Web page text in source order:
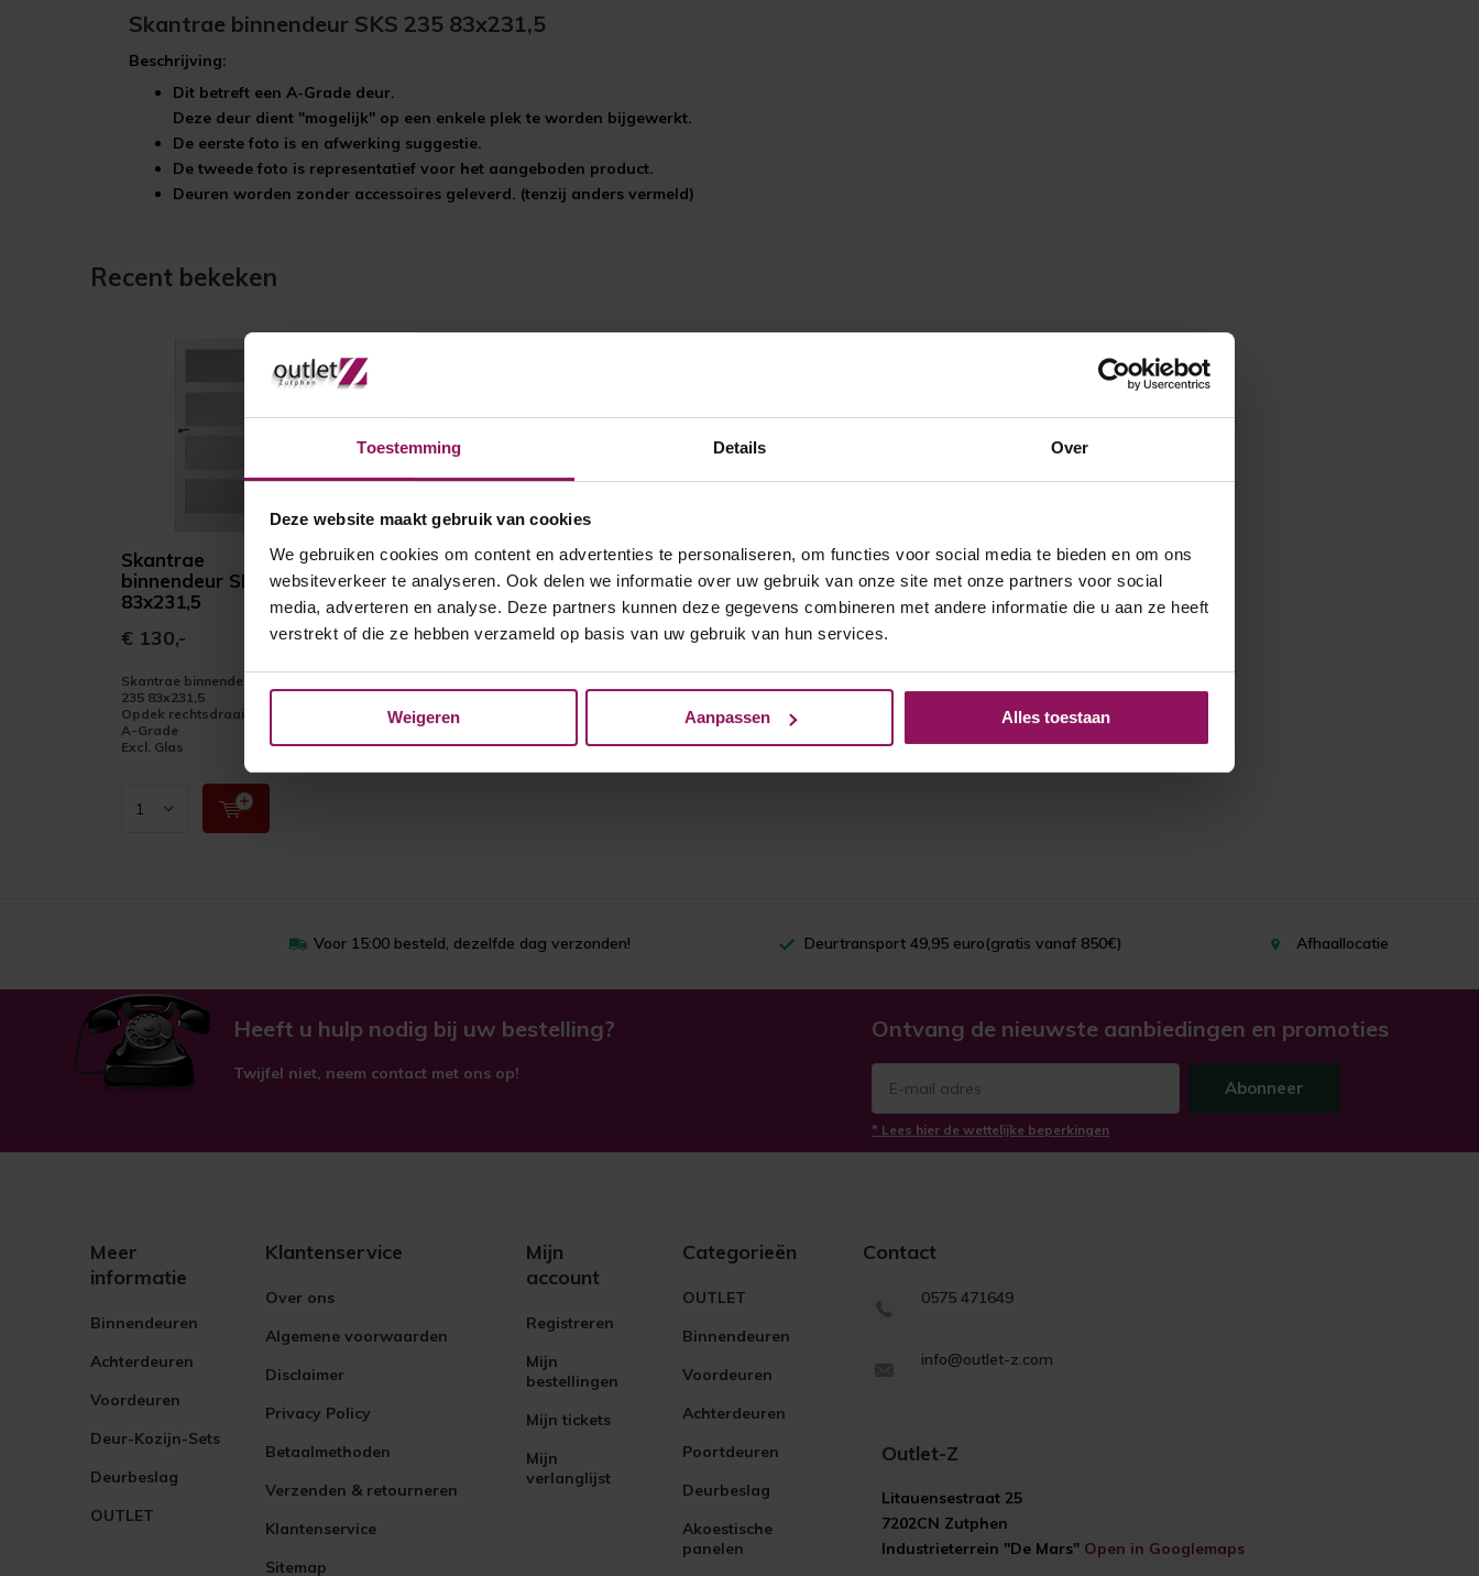
Toestemming Details Over
Deze website maakt gebruik van cookies
We gebruiken cookies om content en advertenties te personaliseren, om functies voor social media te bieden en om ons
websiteverkeer te analyseren. Ook delen we informatie over uw gebruik van onze site met onze partners voor social
media, adverteren en analyse. Deze partners kunnen deze gegevens combineren met andere informatie die u aan ze heeft
verstrekt of die ze hebben verzameld op basis van uw gebruik van hun services.
Weigeren Aanpassen Alles toestaan
Skantrae binnendeur SKS 235 83x231,5
Beschrijving:
Dit betreft een A-Grade deur.
Deze deur dient "mogelijk" op een enkele plek te worden bijgewerkt.
De eerste foto is en afwerking suggestie.
De tweede foto is representatief voor het aangeboden product.
Deuren worden zonder accessoires geleverd. (tenzij anders vermeld)
Recent bekeken
Skantrae
binnendeur SKS 235
83x231,5
€ 130,-
Skantrae binnendeur SKS
235 83x231,5
Opdek rechtsdraaiend
A-Grade
Excl. Glas
Voor 15:00 besteld, dezelfde dag verzonden! Deurtransport 49,95 euro(gratis vanaf 850€) Afhaallocatie
Heeft u hulp nodig bij uw bestelling?
Twijfel niet, neem contact met ons op!
Ontvang de nieuwste aanbiedingen en promoties
Abonneer
* Lees hier de wettelijke beperkingen
Meer
informatie
Binnendeuren
Achterdeuren
Voordeuren
Deur-Kozijn-Sets
Deurbeslag
OUTLET
Klantenservice
Over ons
Algemene voorwaarden
Disclaimer
Privacy Policy
Betaalmethoden
Verzenden & retourneren
Klantenservice
Sitemap
Mijn
account
Registreren
Mijn
bestellingen
Mijn tickets
Mijn
verlanglijst
Categorieën
OUTLET
Binnendeuren
Voordeuren
Achterdeuren
Poortdeuren
Deurbeslag
Akoestische
panelen
Contact
0575 471649
info@outlet-z.com
Outlet-Z
Litauensestraat 25
7202CN Zutphen
Industrieterrein "De Mars" Open in Googlemaps